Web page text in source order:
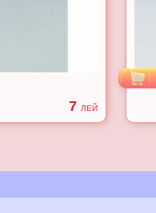
7 ЛЕЙ